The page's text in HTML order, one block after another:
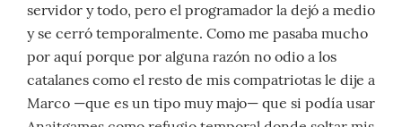
servidor y todo, pero el programador la dejó a medio
y se cerró temporalmente. Como me pasaba mucho
por aquí porque por alguna razón no odio a los
catalanes como el resto de mis compatriotas le dije a
Marco —que es un tipo muy majo— que si podía usar